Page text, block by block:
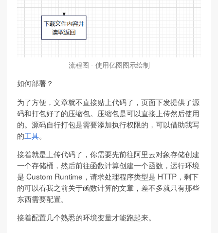
流程图 - 使用亿图图示绘制
如何部署？
为了方便，文章就不直接贴上代码了，页面下发提供了源
码和打包好了的压缩包。压缩包是可以直接上传然后使用
的。源码自行打包是需要添加执行权限的，可以借助我写
的工具。
接着就是上传代码了，你需要先前往阿里云对象存储创建
一个存储桶，然后前往函数计算创建一个函数，运行环境
是 Custom Runtime，请求处理程序类型是 HTTP，剩下
的可以看我之前关于函数计算的文章，差不多就只有那些
东西需要配置。
接着配置几个熟悉的环境变量才能跑起来。